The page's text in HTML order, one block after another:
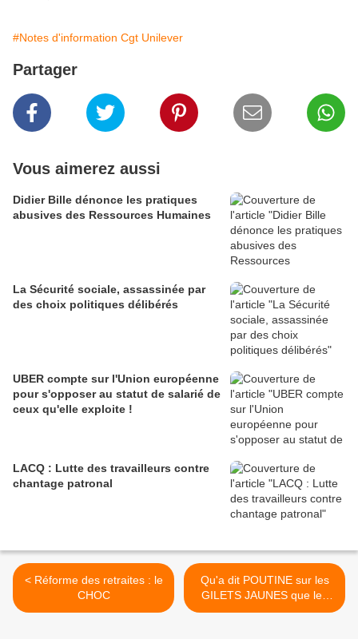
#Notes d'information Cgt Unilever
Partager
Vous aimerez aussi
Didier Bille dénonce les pratiques
abusives des Ressources Humaines
La Sécurité sociale, assassinée par
des choix politiques délibérés
UBER compte sur l'Union européenne
pour s'opposer au statut de salarié de
ceux qu'elle exploite !
LACQ : Lutte des travailleurs contre
chantage patronal
< Réforme des retraites : le
CHOC
Qu'a dit POUTINE sur les
GILETS JAUNES que les
MÉDIAS FRANÇAIS ont